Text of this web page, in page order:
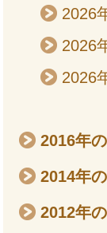
2026
2026
2026
2016年
2014年
2012年